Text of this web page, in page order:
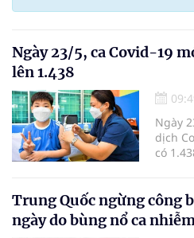
Ngày 23/5, ca Covid-19
lên 1.438
Ngày
dịch
có
Trung Quốc ngừng công
ngày do bùng nổ ca